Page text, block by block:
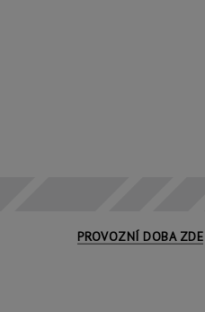
PROVOZNÍ DOBA ZDE